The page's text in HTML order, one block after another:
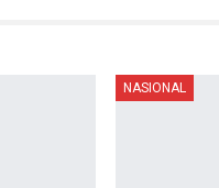
NASIONAL